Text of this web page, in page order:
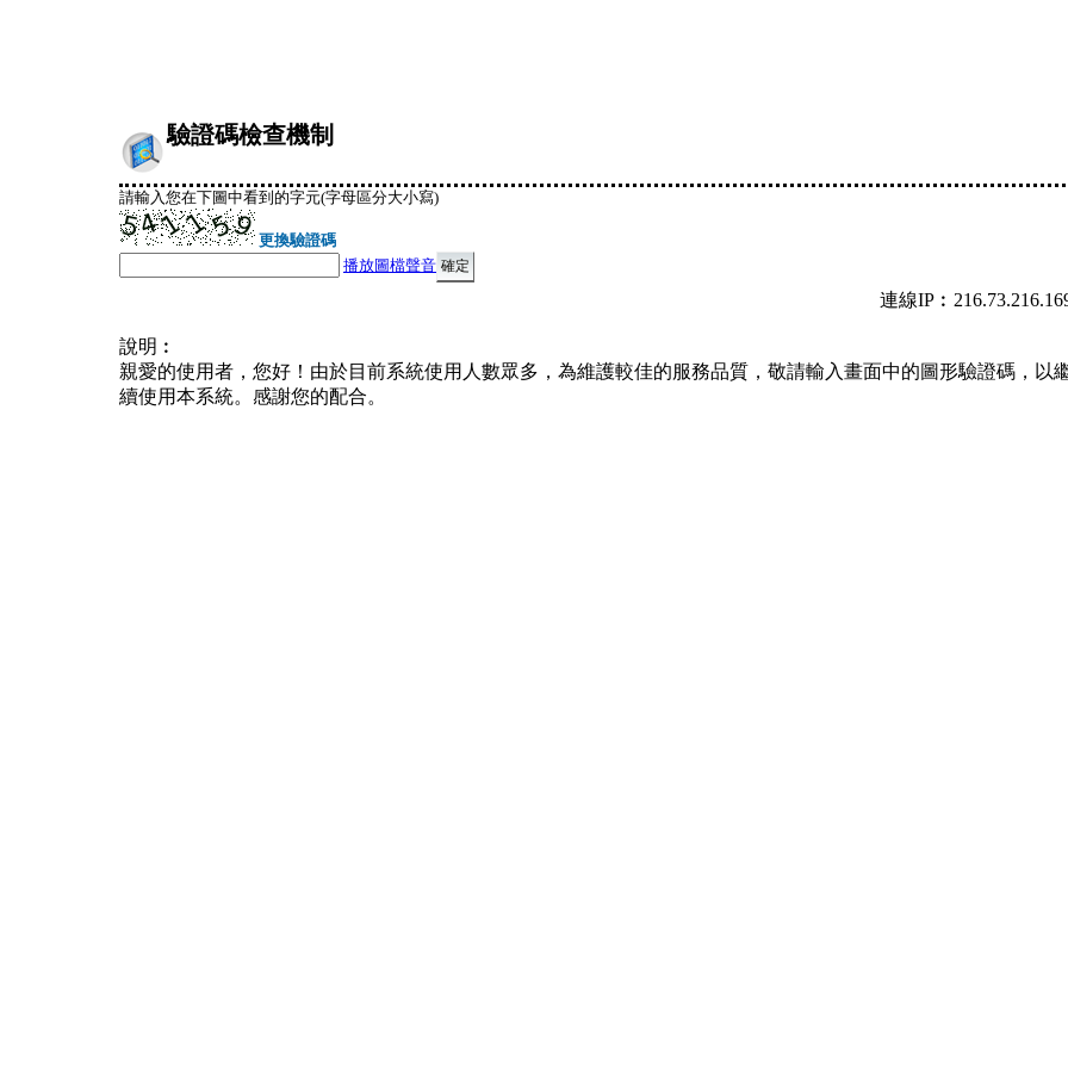
驗證碼檢查機制
請輸入您在下圖中看到的字元(字母區分大小寫)
更換驗證碼
播放圖檔聲音
連線
說明︰
親愛的使用者，您好！由於目前系統使用人數眾多，為維護較佳的服務品質，敬請輸入畫面中的圖形驗證碼，以
續使用本系統。感謝您的配合。